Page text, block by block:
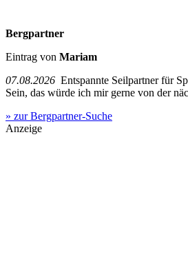
Bergpartner
Eintrag von Mariam
07.08.2026 Entspannte Seilpartner für
Sein, das würde ich mir gerne von der
» zur Bergpartner-Suche
Anzeige